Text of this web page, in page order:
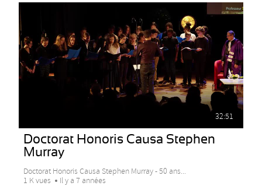
32:51
Doctorat Honoris Causa Stephen
Murray
Doctorat Honoris Causa Stephen Murray - 50 ans...
1 K vues
Il y a 7 années